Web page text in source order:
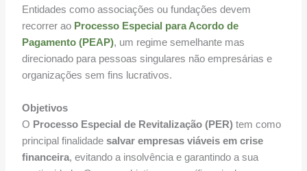
Entidades como associações ou fundações devem
recorrer ao Processo Especial para Acordo de
Pagamento (PEAP), um regime semelhante mas
direcionado para pessoas singulares não empresárias e
organizações sem fins lucrativos.
Objetivos
O Processo Especial de Revitalização (PER)tem como
principal finalidade salvar empresas viáveis em crise
financeira, evitando a insolvência e garantindo a sua